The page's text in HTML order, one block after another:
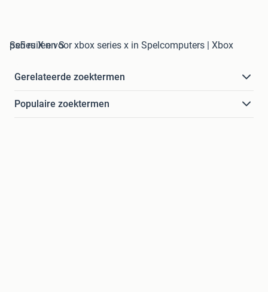
ps5 ruilen voor xbox series x in Spelcomputers | Xbox Series X en S
Gerelateerde zoektermen
Populaire zoektermen